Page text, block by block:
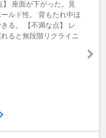
】 座面が下がった。見
ルド性。 背もたれ中ほ
る。 【不満な点】 レ
ると無段階リクライニ